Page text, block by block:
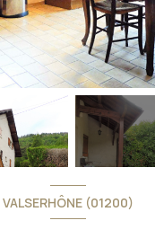
VALSERHÔNE (01200)